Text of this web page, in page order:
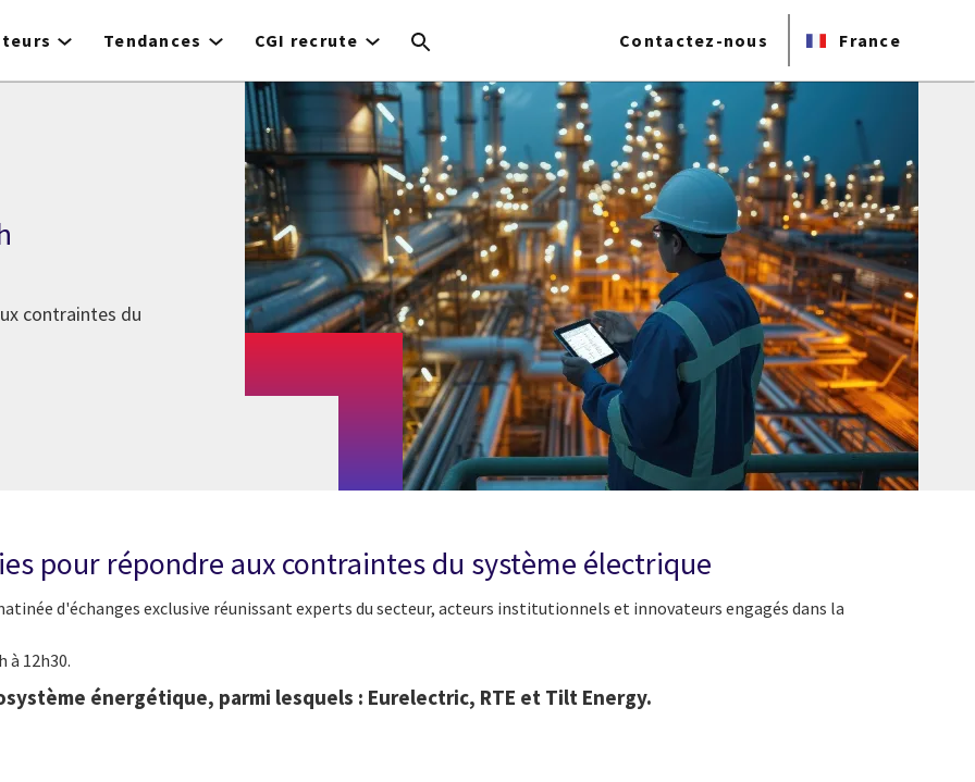
Tendances CGI recrute Contactez-nous France
contraintes du
pour répondre aux contraintes du système électrique
d'échanges exclusive réunissant experts du secteur, acteurs institutionnels et innovateurs engagés dans la
à 12h30.
énergétique, parmi lesquels : Eurelectric, RTE et Tilt Energy.